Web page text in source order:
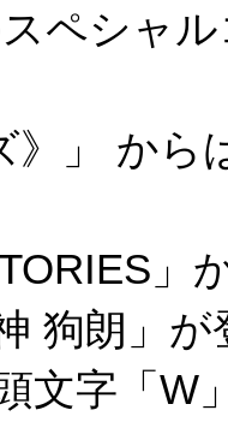
ペシャ
》」 か
」
狗朗」が
文字「W